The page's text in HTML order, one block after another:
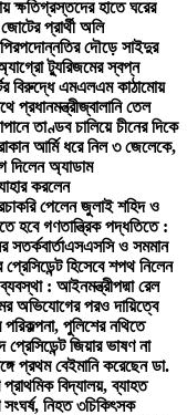
ক্ষতিগ্রস্তদের হাতে ঘরের
জোটের প্রার্থী অলি
পদোন্নতির দৌড়ে সাইদুর
ট্যুরিজমের স্বপ্ন
বিরুদ্ধে এমএলএম কাঠামোয়
প্রধানমন্ত্রীজ্বালানি তেল
তাণ্ডব চালিয়ে চীনের দিকে
আর্মি ধরে নিল ৩ জেলেকে,
দিলেন অ্যাডাম
করলেন
চাকরি পেলেন জুলাই শহিদ ও
হবে গণতান্ত্রিক পদ্ধতিতে :
এসএসসি ও সমমান
প্রেসিডেন্ট হিসেবে শপথ নিলেন
: আইনমন্ত্রীপদ্মা রেল
অভিযোগের পরও দায়িত্বে
পুলিশের নথিতে
জিয়ার ভাষণ না
প্রথম বেইমানি করেছেন ডা.
বিদ্যালয়, ব্যাহত
সংঘর্ষ, নিহত ৩চিকিৎসক